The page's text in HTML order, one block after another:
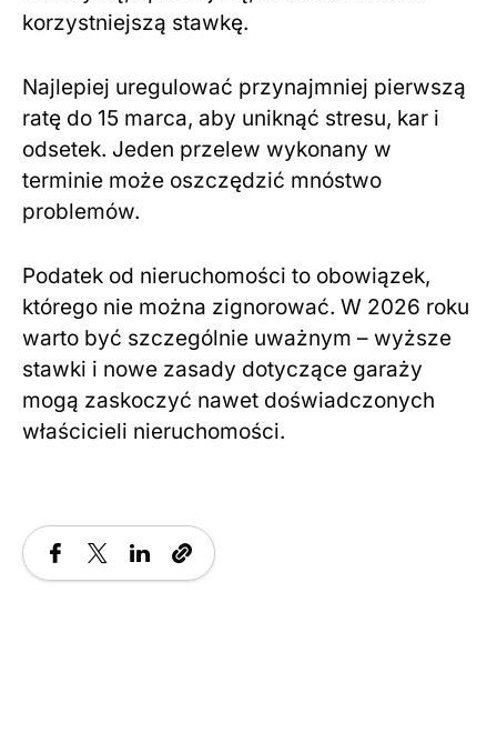
korzystniejszą stawkę.
Najlepiej uregulować przynajmniej pierwszą
ratę do 15 marca, aby uniknąć stresu, kar i
odsetek. Jeden przelew wykonany w
terminie może oszczędzić mnóstwo
problemów.
Podatek od nieruchomości to obowiązek,
którego nie można zignorować. W 2026 roku
warto być szczególnie uważnym – wyższe
stawki i nowe zasady dotyczące garaży
mogą zaskoczyć nawet doświadczonych
właścicieli nieruchomości.